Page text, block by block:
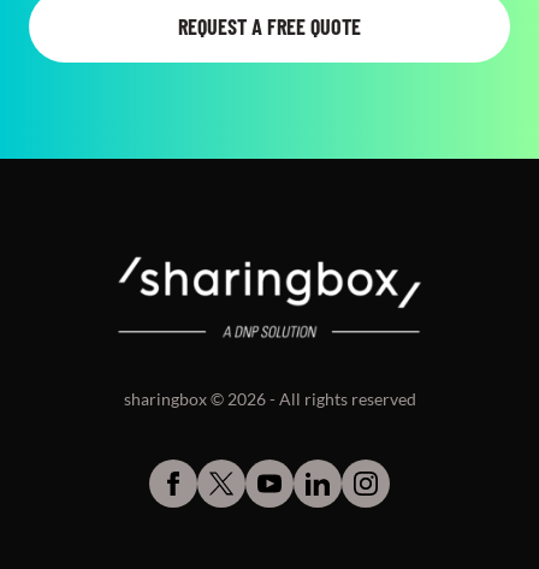
REQUEST A FREE QUOTE
sharingbox © 2026 - All rights reserved